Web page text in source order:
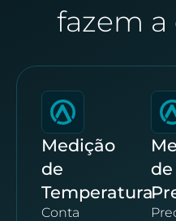
fazem
Medição
de
Temperatura
Conta
de